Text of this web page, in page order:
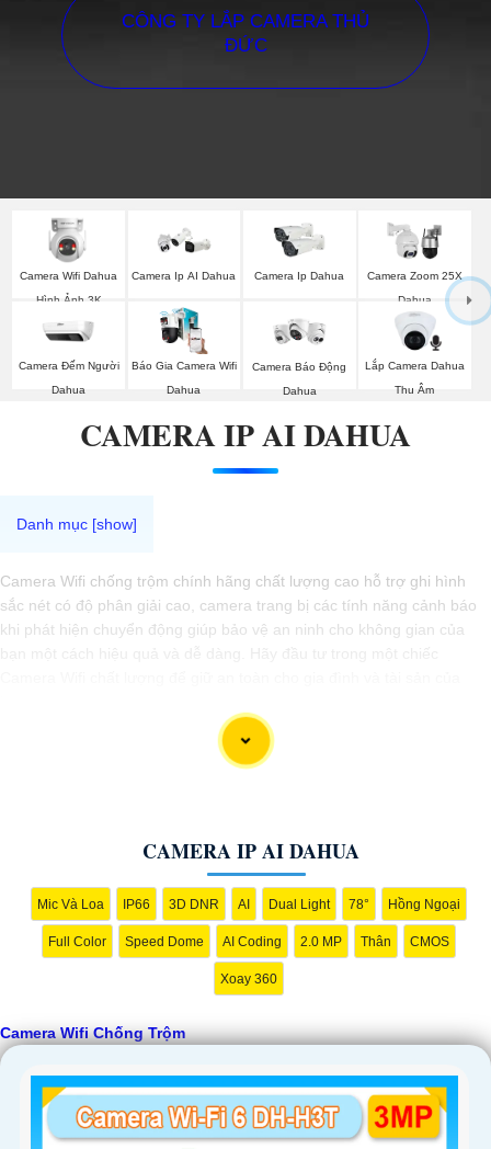
CÔNG TY LẮP CAMERA THỦ
ĐỨC
Camera Wifi Dahua
Hình Ảnh 3K
Camera Ip AI Dahua Camera Ip Dahua
Camera Zoom 25X
Dahua
Camera Đếm Người
Dahua
Báo Gia Camera Wifi
Dahua
Camera Báo Động
Dahua
Lắp Camera Dahua
Thu Âm
CAMERA IP AI DAHUA
Camera Wifi chống trộm chính hãng chất lượng cao hỗ trợ ghi hình
sắc nét có độ phân giải cao, camera trang bị các tính năng cảnh báo
khi phát hiện chuyển động giúp bảo vệ an ninh cho không gian của
CAMERA IP AI DAHUA
Mic Và Loa IP66 3D DNR AI Dual Light 78° Hồng Ngoại
Full Color Speed Dome AI Coding 2.0 MP Thân CMOS
Xoay 360
Camera Wifi Chống Trộm